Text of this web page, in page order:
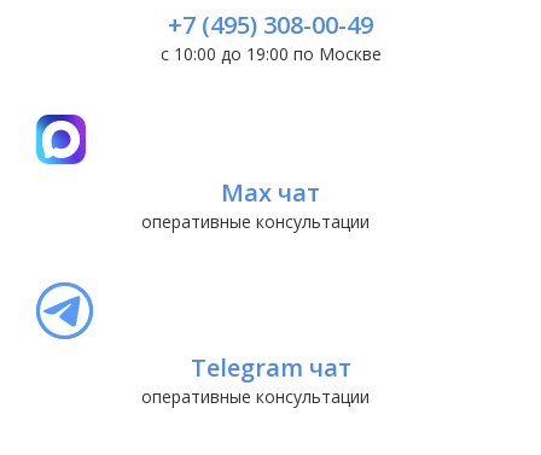
+7 (495) 308-00-49
с 10:00 до 19:00 по Москве
Max чат
оперативные консультации
Telegram чат
оперативные консультации